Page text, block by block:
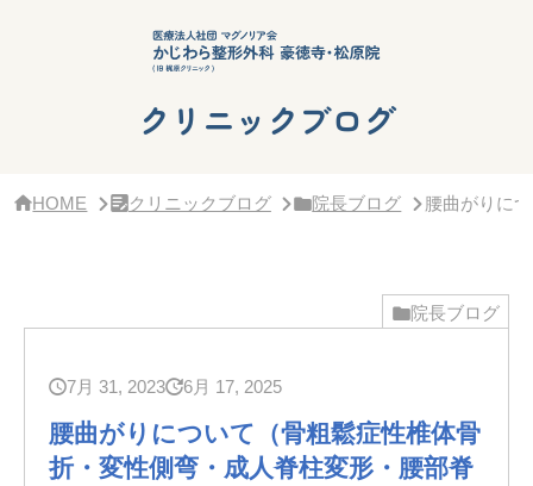
クリニックブログ
HOME クリニックブログ 院長ブログ 腰曲がりに
院長ブログ
7月 31, 2023 6月 17, 2025
腰曲がりについて（骨粗鬆症性椎体骨
折・変性側弯・成人脊柱変形・腰部脊